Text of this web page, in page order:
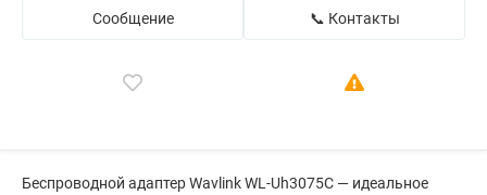
Сообщение 📞 Контакты
Беспроводной адаптер Wavlink WL-Uh3075C — идеальное